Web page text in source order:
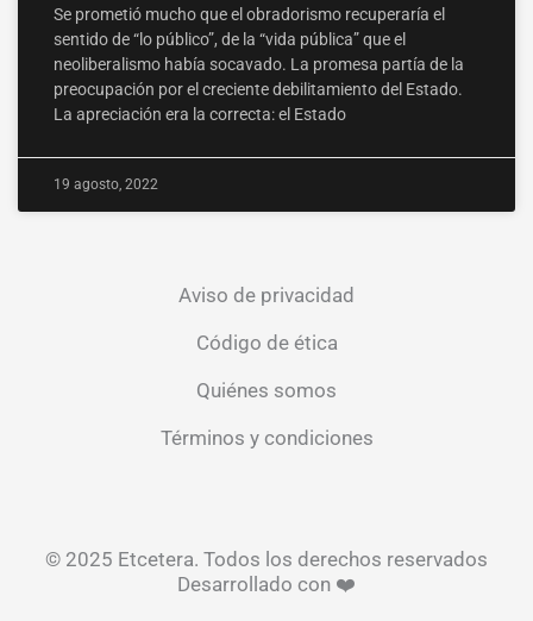
Se prometió mucho que el obradorismo recuperaría el
sentido de “lo público”, de la “vida pública” que el
neoliberalismo había socavado. La promesa partía de la
preocupación por el creciente debilitamiento del Estado.
La apreciación era la correcta: el Estado
19 agosto, 2022
Aviso de privacidad
Código de ética
Quiénes somos
Términos y condiciones
© 2025 Etcetera. Todos los derechos reservados
Desarrollado con ❤️